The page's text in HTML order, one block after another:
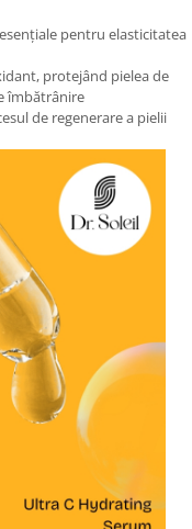
pentru elasticitatea
protejând pielea de
îmbătrânire
de regenerare a pielii